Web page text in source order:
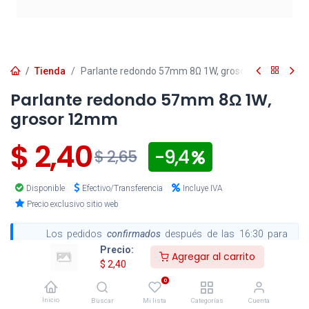
Precio:
$ 2,40
Agregar al carrito
Inicio Buscar
0
Mi lista Categorías Cuenta
Tienda Parlante redondo 57mm 8Ω 1W, grosor 12mm
Parlante redondo 57mm 8Ω 1W,
grosor 12mm
$ 2,40$2,65 - 9,4
Disponible Efectivo/Transferencia
Incluye IVA
Precio exclusivo sitio web
Los pedidos confirmadosdespués de las 16:30 para
entregas en la ciudad de Cuenca y después de las 15:00
para envíos al resto del país, serán procesados el
siguiente día hábil.